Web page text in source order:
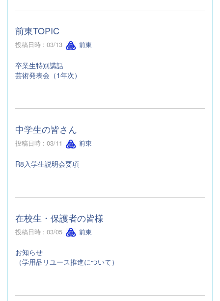
前東TOPIC
投稿日時 : 03/13 前東
卒業生特別講話
芸術発表会（1年次）
中学生の皆さん
投稿日時 : 03/11 前東
R8入学生説明会要項
在校生・保護者の皆様
投稿日時 : 03/05 前東
お知らせ
（学用品リユース推進について）